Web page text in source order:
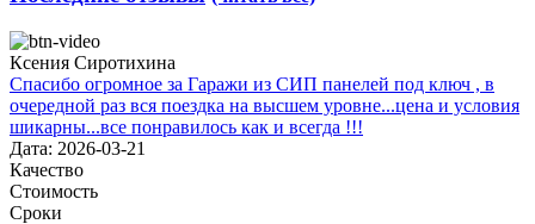
Ксения Сиротихина
Спасибо огромное за Гаражи из СИП панелей под ключ , в
очередной раз вся поездка на высшем уровне...цена и условия
шикарны...все понравилось как и всегда !!!
Дата: 2026-03-21
Качество
Стоимость
Сроки